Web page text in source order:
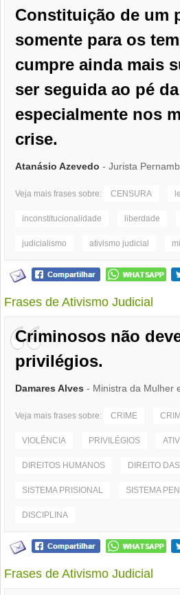
Constituição de um
somente para os
cumpre ainda mais
ser seguida ao pé
especialmente nos
crise.
Atanásio Azevedo - Jurista
Veja mais frases sobre: CENSURA
inconstitucionalidade liberdade
judicialismo ativismo judicial
Frases de Ativismo Judicial
Criminosos não
privilégios.
Damares Alves - Ministra da Mulher
Veja mais frases sobre: CRIME
VIOLÊNCIA PRIVILÉGIOS
DIREITOS HUMANOS DIREITO
SISTEMA PRISIONAL SISTEMA
DISCIPLINA
Frases de Ativismo Judicial